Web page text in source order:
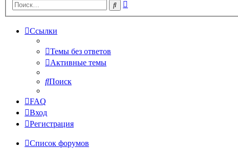
Поиск
Ссылки
Темы без ответов
Активные темы
Поиск
FAQ
Вход
Регистрация
Список форумов